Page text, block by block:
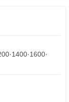
·1400·1600·